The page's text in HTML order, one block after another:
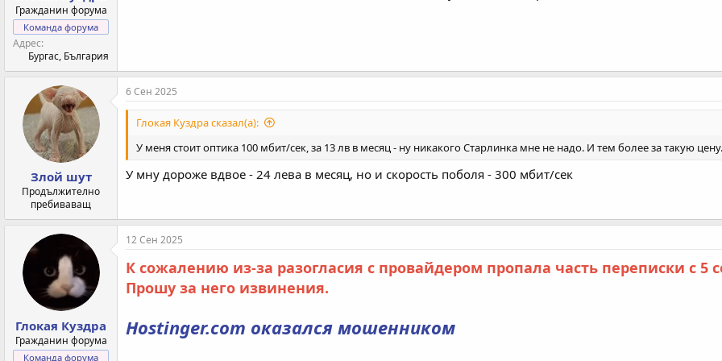
Гражданин форума
Команда форума
Адрес
Бургас, България
Злой шут
Продължително
пребиваващ
6 Сен 2025
Глокая Куздра сказал(а):
У меня стоит оптика 100 мбит/сек, за 13 лв в месяц - ну никакого Старлинка мне не надо. И тем более за такую цену.
У мну дороже вдвое - 24 лева в месяц, но и скорость поболя - 300 мбит/сек
Глокая Куздра
Гражданин форума
Команда форума
12 Сен 2025
К сожалению из-за разогласия с провайдером пропала часть переписки с 5
Прошу за него извинения.
Hostinger.com оказался мошенником